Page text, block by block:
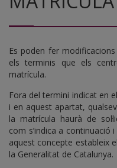
Es poden fer
els terminis que els
matrícula.
Fora del termini indicat en
i en aquest apartat,
la matrícula haurà de
com s’indica a continuació
aquest concepte estableix
la Generalitat de Catalunya.